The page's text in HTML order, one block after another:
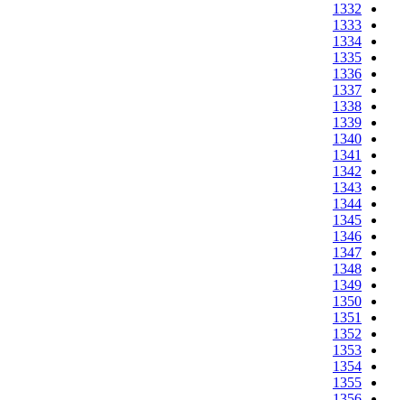
1332
1333
1334
1335
1336
1337
1338
1339
1340
1341
1342
1343
1344
1345
1346
1347
1348
1349
1350
1351
1352
1353
1354
1355